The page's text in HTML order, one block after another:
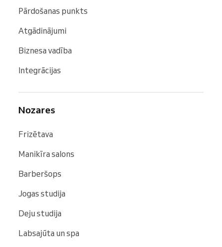
Pārdošanas punkts
Atgādinājumi
Biznesa vadība
Integrācijas
Nozares
Frizētava
Manikīra salons
Barberšops
Jogas studija
Deju studija
Labsajūta un spa